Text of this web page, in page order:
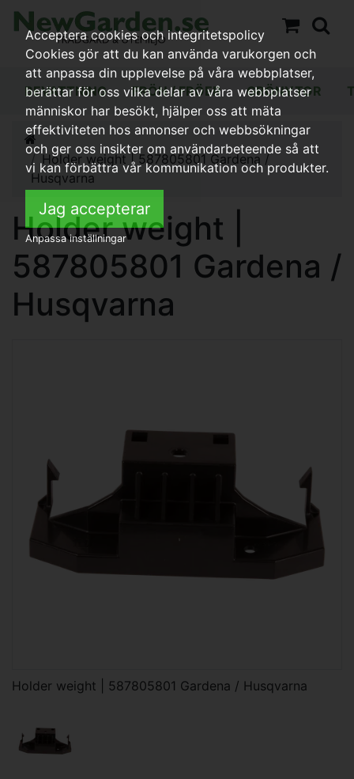
BEVATTNING FRÖN / FRÖER GRÖNYTOR
Holder weight | 587805801 Gardena /
Husqvarna
Holder weight |
587805801 Gardena /
Husqvarna
Holder weight | 587805801 Gardena / Husqvarna
Acceptera cookies och integritetspolicy
Cookies gör att du kan använda varukorgen och
att anpassa din upplevelse på våra webbplatser,
berättar för oss vilka delar av våra webbplatser
människor har besökt, hjälper oss att mäta
effektiviteten hos annonser och webbsökningar
och ger oss insikter om användarbeteende så att
vi kan förbättra vår kommunikation och produkter.
Jag accepterar
Anpassa inställningar